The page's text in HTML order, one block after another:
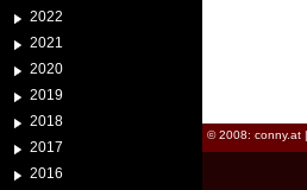
2022
2021
2020
2019
2018
2017
2016
© 2008: conny.at |